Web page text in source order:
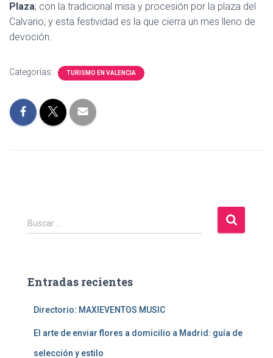
Plaza; con la tradicional misa y procesión por la plaza del
Calvario; y esta festividad es la que cierra un mes lleno de
devoción.
Categorías: TURISMO EN VALENCIA
B
u
r
Buscar …
Entradas recientes
Directorio: MAXIEVENTOS MUSIC
El arte de enviar flores a domicilio a Madrid: guía de
selección y estilo